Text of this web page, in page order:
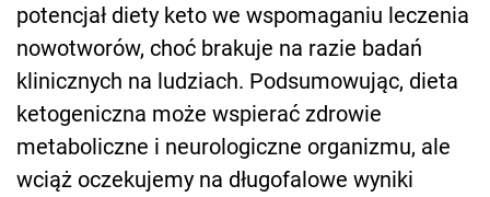
potencjał diety keto we wspomaganiu leczenia
nowotworów, choć brakuje na razie badań
klinicznych na ludziach. Podsumowując, dieta
ketogeniczna może wspierać zdrowie
metaboliczne i neurologiczne organizmu, ale
wciąż oczekujemy na długofalowe wyniki